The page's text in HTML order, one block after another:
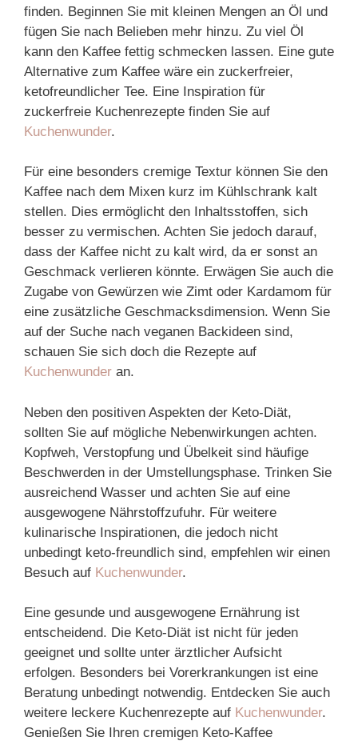
finden. Beginnen Sie mit kleinen Mengen an Öl und
fügen Sie nach Belieben mehr hinzu. Zu viel Öl
kann den Kaffee fettig schmecken lassen. Eine gute
Alternative zum Kaffee wäre ein zuckerfreier,
ketofreundlicher Tee. Eine Inspiration für
zuckerfreie Kuchenrezepte finden Sie auf
Kuchenwunder.
Für eine besonders cremige Textur können Sie den
Kaffee nach dem Mixen kurz im Kühlschrank kalt
stellen. Dies ermöglicht den Inhaltsstoffen, sich
besser zu vermischen. Achten Sie jedoch darauf,
dass der Kaffee nicht zu kalt wird, da er sonst an
Geschmack verlieren könnte. Erwägen Sie auch die
Zugabe von Gewürzen wie Zimt oder Kardamom für
eine zusätzliche Geschmacksdimension. Wenn Sie
auf der Suche nach veganen Backideen sind,
schauen Sie sich doch die Rezepte auf
Kuchenwunder an.
Neben den positiven Aspekten der Keto-Diät,
sollten Sie auf mögliche Nebenwirkungen achten.
Kopfweh, Verstopfung und Übelkeit sind häufige
Beschwerden in der Umstellungsphase. Trinken Sie
ausreichend Wasser und achten Sie auf eine
ausgewogene Nährstoffzufuhr. Für weitere
kulinarische Inspirationen, die jedoch nicht
unbedingt keto-freundlich sind, empfehlen wir einen
Besuch auf Kuchenwunder.
Eine gesunde und ausgewogene Ernährung ist
entscheidend. Die Keto-Diät ist nicht für jeden
geeignet und sollte unter ärztlicher Aufsicht
erfolgen. Besonders bei Vorerkrankungen ist eine
Beratung unbedingt notwendig. Entdecken Sie auch
weitere leckere Kuchenrezepte auf Kuchenwunder.
Genießen Sie Ihren cremigen Keto-Kaffee